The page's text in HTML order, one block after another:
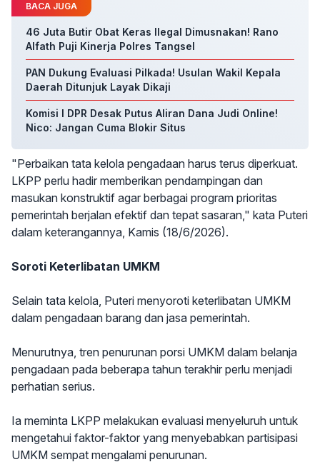
BACA JUGA
46 Juta Butir Obat Keras Ilegal Dimusnakan! Rano
Alfath Puji Kinerja Polres Tangsel
PAN Dukung Evaluasi Pilkada! Usulan Wakil Kepala
Daerah Ditunjuk Layak Dikaji
Komisi I DPR Desak Putus Aliran Dana Judi Online!
Nico: Jangan Cuma Blokir Situs
"Perbaikan tata kelola pengadaan harus terus diperkuat.
LKPP perlu hadir memberikan pendampingan dan
masukan konstruktif agar berbagai program prioritas
pemerintah berjalan efektif dan tepat sasaran," kata Puteri
dalam keterangannya, Kamis (18/6/2026).
Soroti Keterlibatan UMKM
Selain tata kelola, Puteri menyoroti keterlibatan UMKM
dalam pengadaan barang dan jasa pemerintah.
Menurutnya, tren penurunan porsi UMKM dalam belanja
pengadaan pada beberapa tahun terakhir perlu menjadi
perhatian serius.
Ia meminta LKPP melakukan evaluasi menyeluruh untuk
mengetahui faktor-faktor yang menyebabkan partisipasi
UMKM sempat mengalami penurunan.